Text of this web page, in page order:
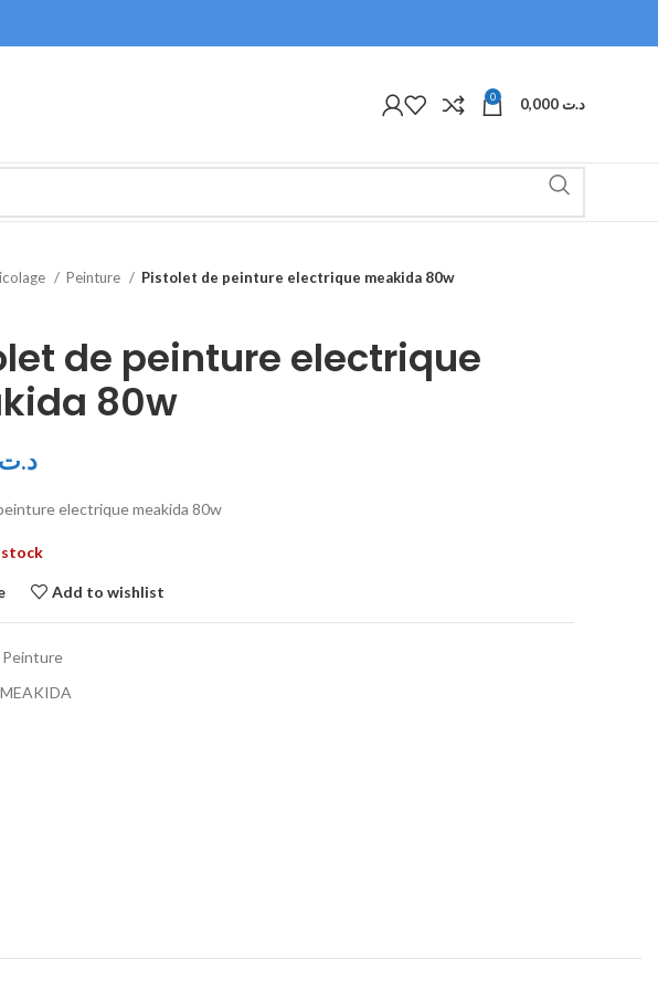
0 د.ت
Peinture Pistolet de peinture electrique meakida 80w
de peinture electrique
80w
د.ت
electrique meakida 80w
stock
Add to wishlist
Peinture
MEAKIDA